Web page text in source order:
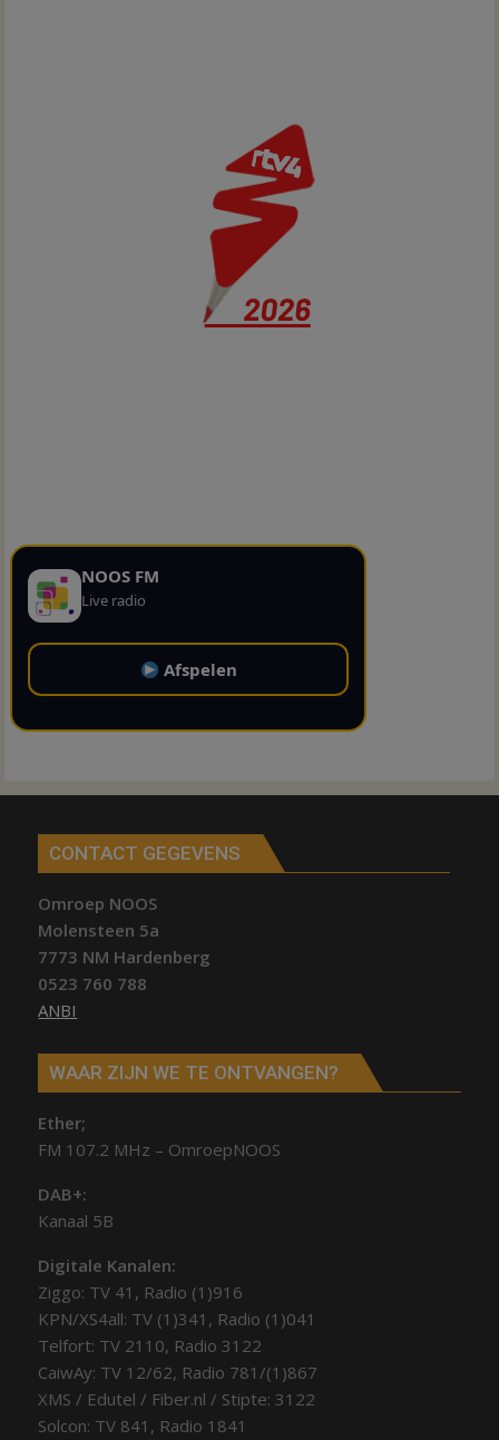
NOOS FM
Live radio
Afspelen
CONTACT GEGEVENS
Omroep NOOS
Molensteen 5a
7773 NM Hardenberg
0523 760 788
ANBI
WAAR ZIJN WE TE ONTVANGEN?
Ether;
FM 107.2 MHz – OmroepNOOS
DAB+:
Kanaal 5B
Digitale Kanalen:
Ziggo: TV 41, Radio (1)916
KPN/XS4all: TV (1)341, Radio (1)041
Telfort: TV 2110, Radio 3122
CaiwAy: TV 12/62, Radio 781/(1)867
XMS / Edutel / Fiber.nl / Stipte: 3122
Solcon: TV 841, Radio 1841